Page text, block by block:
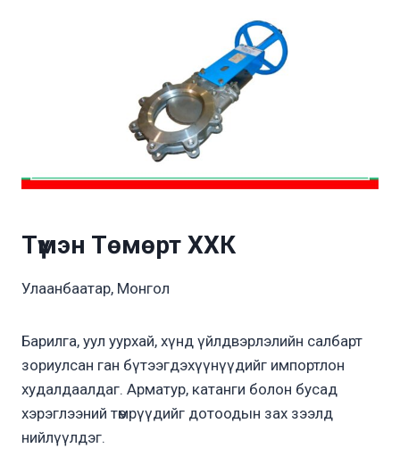
Түмэн Төмөрт ХХК
Улаанбаатар, Монгол
Барилга, уул уурхай, хүнд үйлдвэрлэлийн салбарт
зориулсан ган бүтээгдэхүүнүүдийг импортлон
худалдаалдаг. Арматур, катанги болон бусад
хэрэглээний төмрүүдийг дотоодын зах зээлд
нийлүүлдэг.